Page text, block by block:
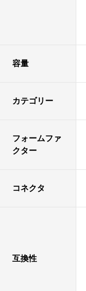
容量
カテゴリー
フォームファ
クター
コネクタ
互換性